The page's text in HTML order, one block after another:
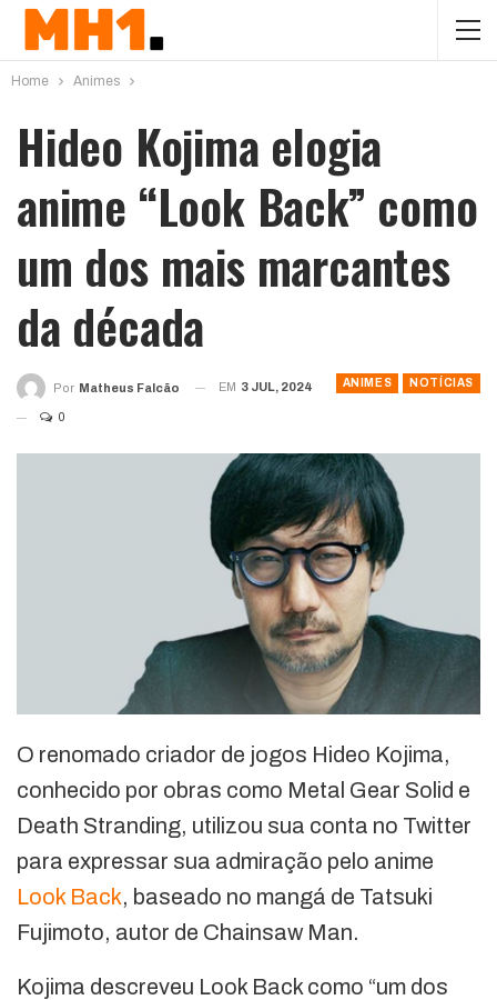
Home Animes
Hideo Kojima elogia
anime “Look Back” como
um dos mais marcantes
da década
ANIMES NOTÍCIAS
Por Matheus Falcão EM 3 JUL, 2024
0
O renomado criador de jogos Hideo Kojima,
conhecido por obras como Metal Gear Solid e
Death Stranding, utilizou sua conta no Twitter
para expressar sua admiração pelo anime
Look Back, baseado no mangá de Tatsuki
Fujimoto, autor de Chainsaw Man.
Kojima descreveu Look Back como “um dos